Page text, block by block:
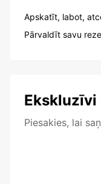
Apskatīt, labot,
Pārvaldīt savu
Ekskluzīvi
Piesakies, lai